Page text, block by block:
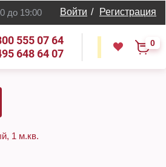
до 19:00 Войти / Регистрация
555 07 64
648 64 07
0
1 м.кв.